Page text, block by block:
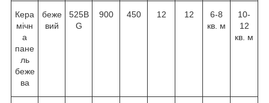
Кера
мічн
а
пане
ль
беже
ва
беже
вий
525B
G
900 450 12 12
6-8
кв. м
10-
12
кв. м